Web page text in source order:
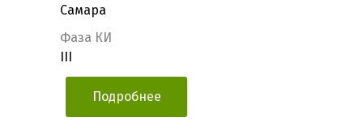
Самара
Фаза КИ
Подробнее